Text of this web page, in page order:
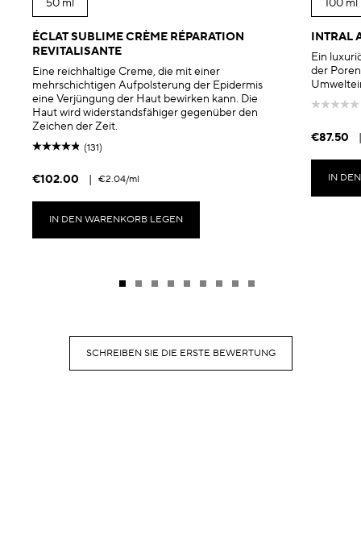
50 ml
ÉCLAT SUBLIME CRÈME RÉPARATION
REVITALISANTE
Eine reichhaltige Creme, die mit einer
mehrschichtigen Aufpolsterung der Epidermis
eine Verjüngung der Haut bewirken kann. Die
Haut wird widerstandsfähiger gegenüber den
Zeichen der Zeit.
(131)
€102.00 | €2.04/ml
IN DEN WARENKORB LEGEN
100 ml
INTRAL
Ein
der
€87.50 |
IN
SCHREIBEN SIE DIE ERSTE BEWERTUNG